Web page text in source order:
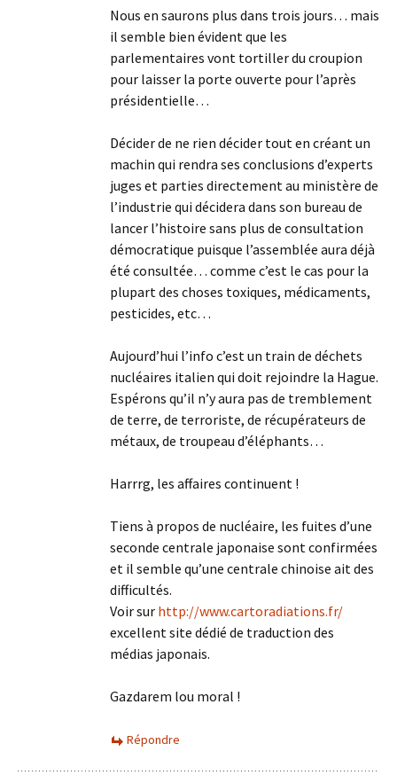
Nous en saurons plus dans trois jours… mais
il semble bien évident que les
parlementaires vont tortiller du croupion
pour laisser la porte ouverte pour l’après
présidentielle…
Décider de ne rien décider tout en créant un
machin qui rendra ses conclusions d’experts
juges et parties directement au ministère de
l’industrie qui décidera dans son bureau de
lancer l’histoire sans plus de consultation
démocratique puisque l’assemblée aura déjà
été consultée… comme c’est le cas pour la
plupart des choses toxiques, médicaments,
pesticides, etc…
Aujourd’hui l’info c’est un train de déchets
nucléaires italien qui doit rejoindre la Hague.
Espérons qu’il n’y aura pas de tremblement
de terre, de terroriste, de récupérateurs de
métaux, de troupeau d’éléphants…
Harrrg, les affaires continuent !
Tiens à propos de nucléaire, les fuites d’une
seconde centrale japonaise sont confirmées
et il semble qu’une centrale chinoise ait des
difficultés.
Voir sur http://www.cartoradiations.fr/
excellent site dédié de traduction des
médias japonais.
Gazdarem lou moral !
Répondre